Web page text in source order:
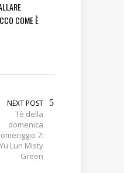
COME È
NEXT POST
Tè della
domenica
7:
Yu Lun Misty
Green